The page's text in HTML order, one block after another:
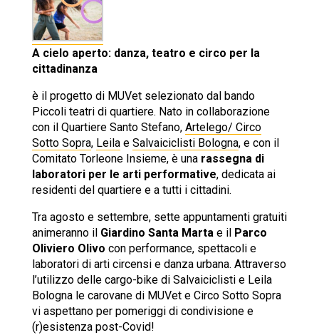
A cielo aperto: danza, teatro e circo per la
cittadinanza
è il progetto di MUVet selezionato dal bando
Piccoli teatri di quartiere. Nato in collaborazione
con il Quartiere Santo Stefano, Artelego/ Circo
Sotto Sopra, Leilae Salvaiciclisti Bologna, e con il
Comitato Torleone Insieme, è una rassegna di
laboratori per le arti performative, dedicata ai
residenti del quartiere e a tutti i cittadini.
Tra agosto e settembre, sette appuntamenti gratuiti
animeranno il Giardino Santa Marta e il Parco
Oliviero Olivo con performance, spettacoli e
laboratori di arti circensi e danza urbana. Attraverso
l’utilizzo delle cargo-bike di Salvaiciclisti e Leila
Bologna le carovane di MUVet e Circo Sotto Sopra
vi aspettano per pomeriggi di condivisione e
(r)esistenza post-Covid!